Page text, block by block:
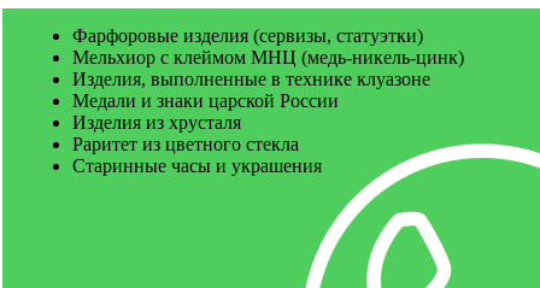
Фарфоровые изделия (сервизы, статуэтки)
Мельхиор с клеймом МНЦ (медь-никель-цинк)
Изделия, выполненные в технике клуазоне
Медали и знаки царской России
Изделия из хрусталя
Раритет из цветного стекла
Старинные часы и украшения